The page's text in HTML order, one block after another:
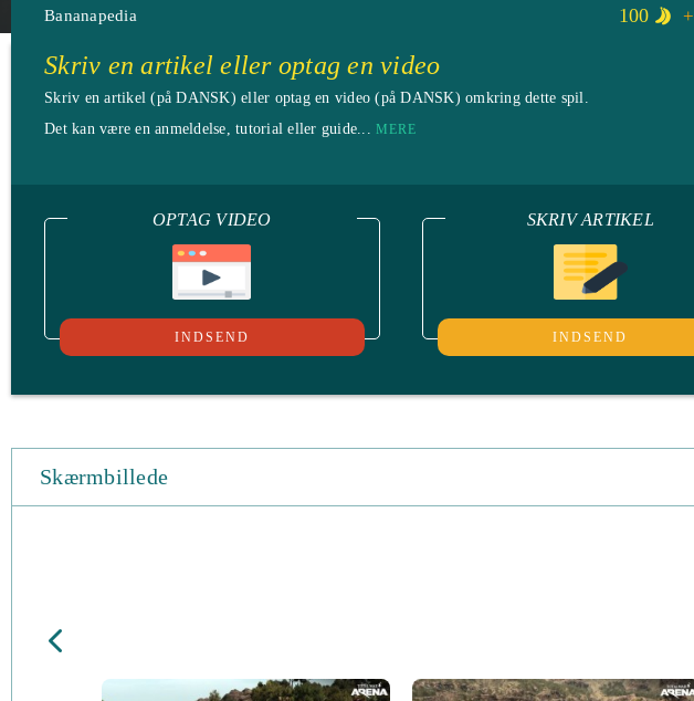
Bananapedia 100
Skriv en artikel eller optag en video
Skriv en artikel (på DANSK) eller optag en video (på DANSK) omkring dette spil.
Det kan være en anmeldelse, tutorial eller guide... MERE
OPTAG VIDEO
INDSEND
SKRIV ARTIKEL
INDSEND
Skærmbillede